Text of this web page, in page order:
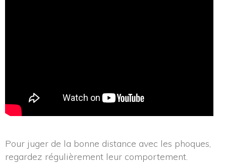
Pour juger de la bonne distance avec les phoques,
regardez régulièrement leur comportement.